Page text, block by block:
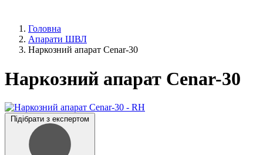
Головна
Апарати ШВЛ
Наркозний апарат Cenar-30
Наркозний апарат Cenar-30
Підібрати з експертом